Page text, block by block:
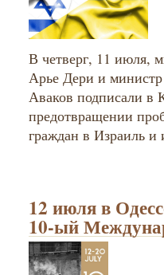
В четверг, 11 июля,
Арье Дери и
Аваков подписали в
предотвращении
граждан в Израиль и
12 июля в
10-ый